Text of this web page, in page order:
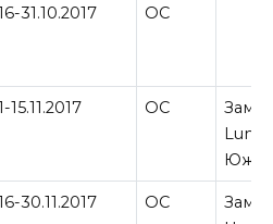
31.10.2017 ОС
15.11.2017 ОС
30.11.2017 ОС